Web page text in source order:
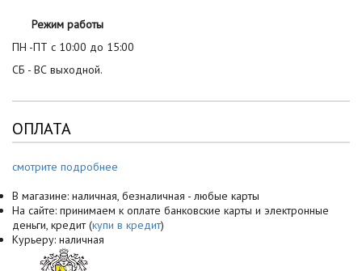
Режим работы
ПН -ПТ с 10:00 до 15:00
СБ - ВС выходной.
ОПЛАТА
смотрите подробнее
В магазине: наличная, безналичная - любые карты
На сайте: принимаем к оплате банковские карты и электронные
деньги, кредит (купи в кредит)
Курьеру: наличная